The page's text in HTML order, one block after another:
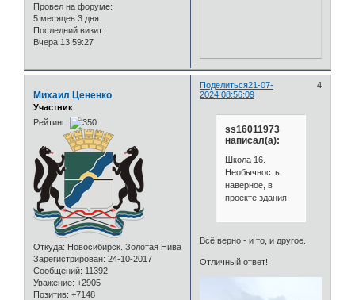
Провел на форуме:
5 месяцев 3 дня
Последний визит:
Вчера 13:59:27
Поделиться 4
21-07-
2024 08:56:09
Михаил Цененко
Участник
Рейтинг:
Откуда: Новосибирск. Золотая Нива
Зарегистрирован: 24-10-2017
Сообщений: 11392
Уважение: +2905
Позитив: +7148
ss16011973
написал(а):
Школа 16.
Необычность,
наверное, в
проекте здания.
Всё верно - и то, и другое.
Отличный ответ!